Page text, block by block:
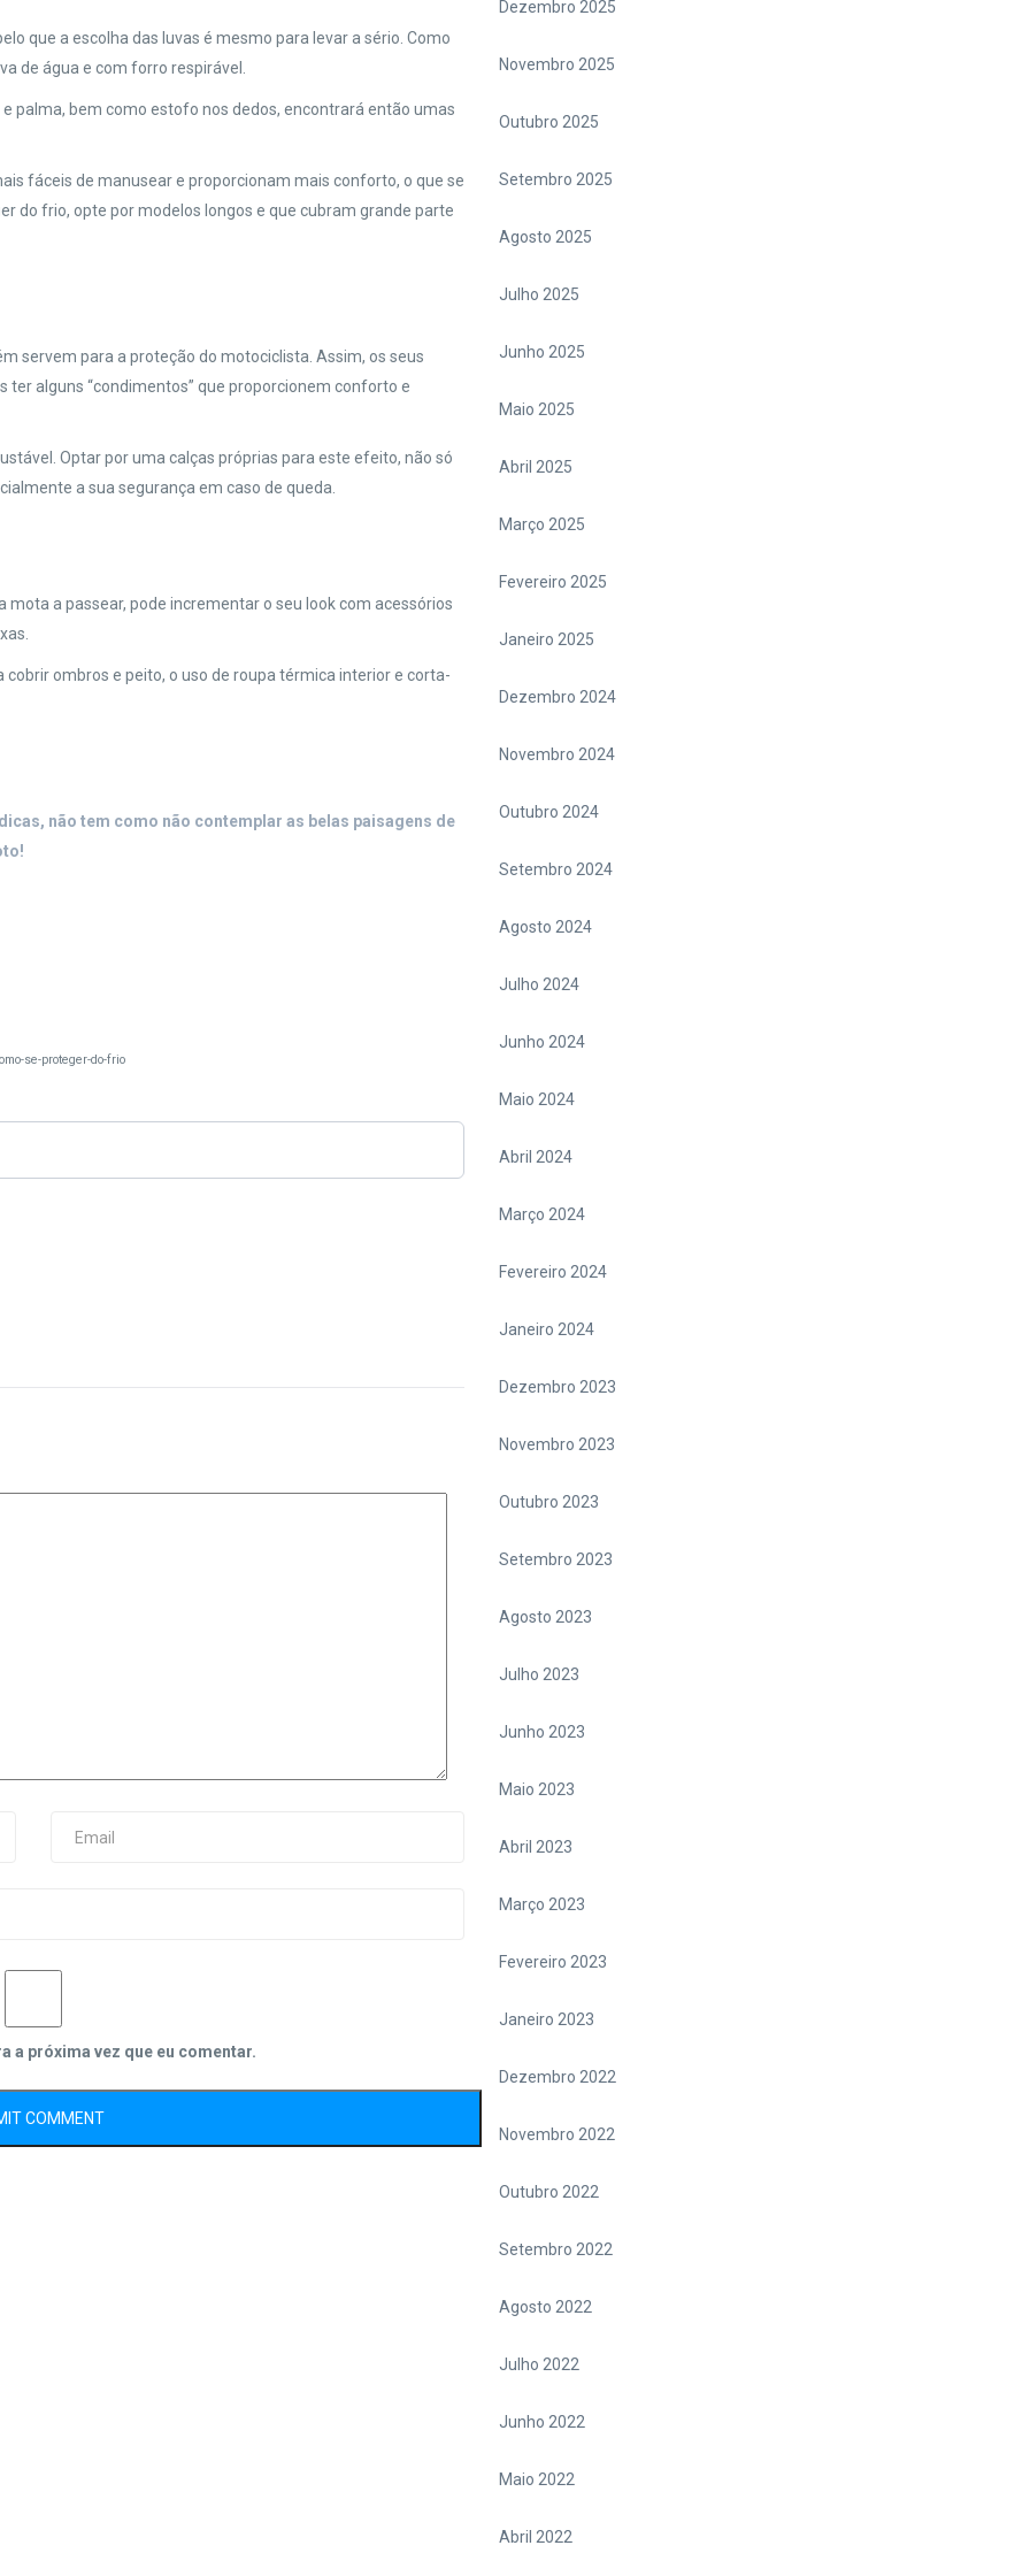
que a escolha das luvas é mesmo para levar a sério. Como
de água e com forro respirável.
palma, bem como estofo nos dedos, encontrará então umas
fáceis de manusear e proporcionam mais conforto, o que se
do frio, opte por modelos longos e que cubram grande parte
servem para a proteção do motociclista. Assim, os seus
alguns “condimentos” que proporcionem conforto e
Optar por uma calças próprias para este efeito, não só
a sua segurança em caso de queda.
a passear, pode incrementar o seu look com acessórios
ombros e peito, o uso de roupa térmica interior e corta-
não tem como não contemplar as belas paisagens de
se-proteger-do-frio
a próxima vez que eu comentar.
Dezembro 2025
Novembro 2025
Outubro 2025
Setembro 2025
Agosto 2025
Julho 2025
Junho 2025
Maio 2025
Abril 2025
Março 2025
Fevereiro 2025
Janeiro 2025
Dezembro 2024
Novembro 2024
Outubro 2024
Setembro 2024
Agosto 2024
Julho 2024
Junho 2024
Maio 2024
Abril 2024
Março 2024
Fevereiro 2024
Janeiro 2024
Dezembro 2023
Novembro 2023
Outubro 2023
Setembro 2023
Agosto 2023
Julho 2023
Junho 2023
Maio 2023
Abril 2023
Março 2023
Fevereiro 2023
Janeiro 2023
Dezembro 2022
Novembro 2022
Outubro 2022
Setembro 2022
Agosto 2022
Julho 2022
Junho 2022
Maio 2022
Abril 2022